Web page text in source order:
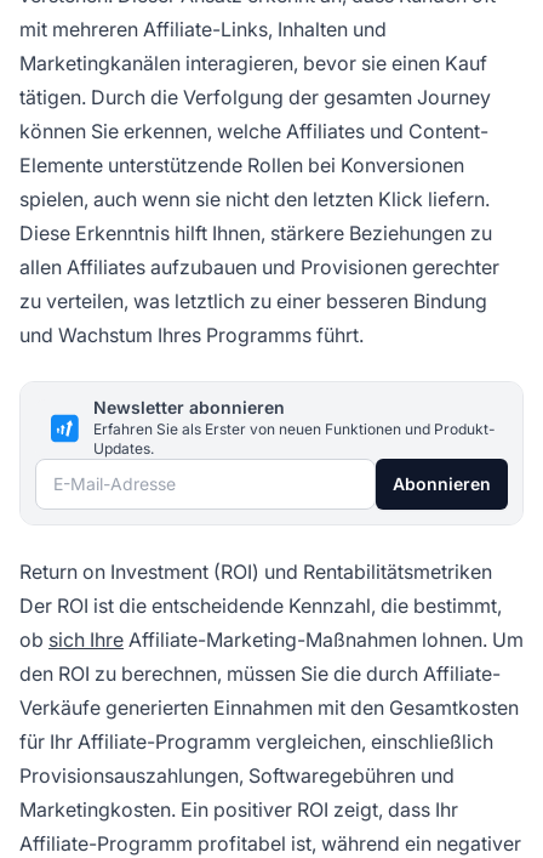
mit mehreren Affiliate-Links, Inhalten und
Marketingkanälen interagieren, bevor sie einen Kauf
tätigen. Durch die Verfolgung der gesamten Journey
können Sie erkennen, welche Affiliates und Content-
Elemente unterstützende Rollen bei Konversionen
spielen, auch wenn sie nicht den letzten Klick liefern.
Diese Erkenntnis hilft Ihnen, stärkere Beziehungen zu
allen Affiliates aufzubauen und Provisionen gerechter
zu verteilen, was letztlich zu einer besseren Bindung
und Wachstum Ihres Programms führt.
Newsletter abonnieren
Erfahren Sie als Erster von neuen Funktionen und Produkt-
Updates.
E-Mail-Adresse Abonnieren
Return on Investment (ROI) und Rentabilitätsmetriken
Der ROI ist die entscheidende Kennzahl, die bestimmt,
ob sich Ihre Affiliate-Marketing-Maßnahmen lohnen. Um
den ROI zu berechnen, müssen Sie die durch Affiliate-
Verkäufe generierten Einnahmen mit den Gesamtkosten
für Ihr Affiliate-Programm vergleichen, einschließlich
Provisionsauszahlungen, Softwaregebühren und
Marketingkosten. Ein positiver ROI zeigt, dass Ihr
Affiliate-Programm profitabel ist, während ein negativer